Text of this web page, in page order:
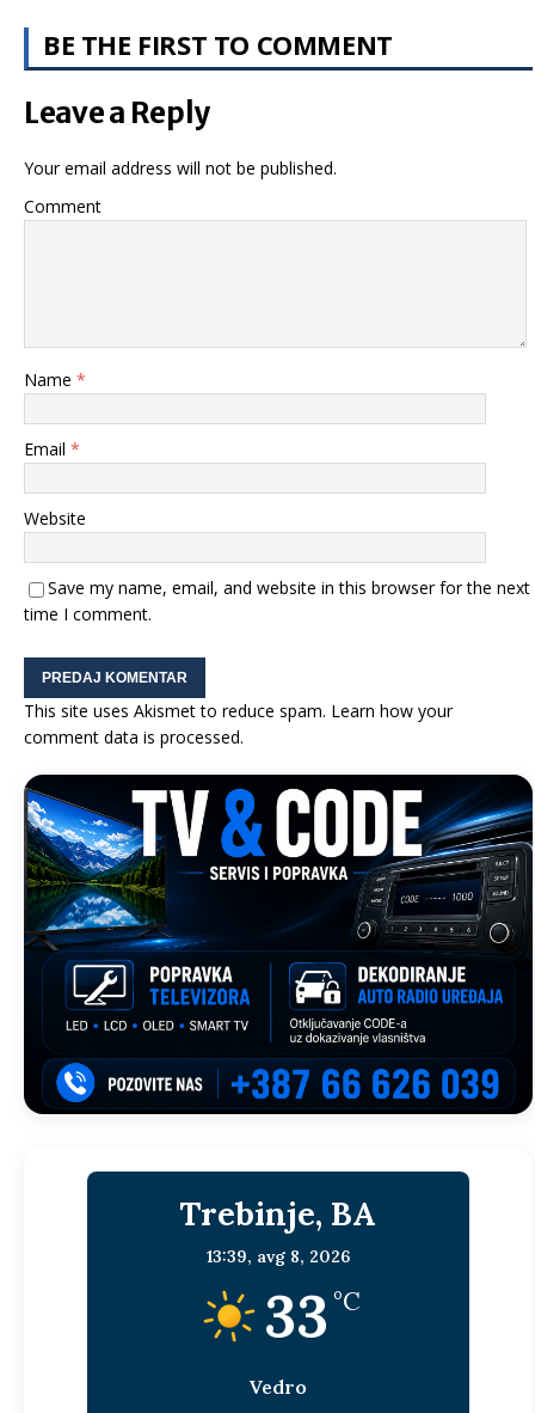
BE THE FIRST TO COMMENT
Leave a Reply
Your email address will not be published.
Comment
Name *
Email *
Website
Save my name, email, and website in this browser for the next
time I comment.
This site uses Akismet to reduce spam. Learn how your
comment data is processed.
Trebinje, BA
13:39, avg 8, 2026
33 °C
Vedro